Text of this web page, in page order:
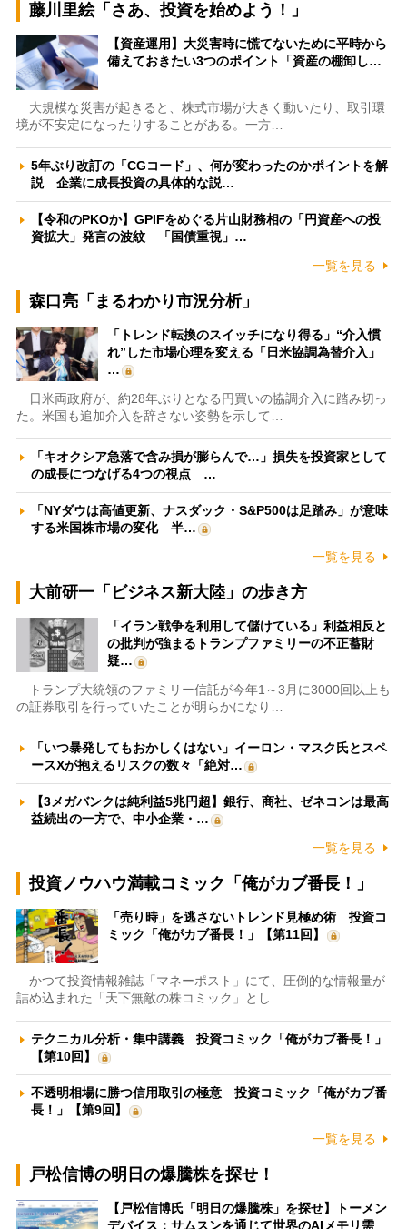
藤川里絵「さあ、投資を始めよう！」
【資産運用】大災害時に慌てないために平時から
備えておきたい3つのポイント「資産の棚卸し…
大規模な災害が起きると、株式市場が大きく動いたり、取引環
境が不安定になったりすることがある。一方…
5年ぶり改訂の「CGコード」、何が変わったのかポイントを解
説 企業に成長投資の具体的な説…
【令和のPKOか】GPIFをめぐる片山財務相の「円資産への投
資拡大」発言の波紋 「国債重視」…
一覧を見る
森口亮「まるわかり市況分析」
「トレンド転換のスイッチになり得る」“介入慣
れ”した市場心理を変える「日米協調為替介入」
…
日米両政府が、約28年ぶりとなる円買いの協調介入に踏み切っ
た。米国も追加介入を辞さない姿勢を示して…
「キオクシア急落で含み損が膨らんで…」損失を投資家として
の成長につなげる4つの視点 …
「NYダウは高値更新、ナスダック・S&P500は足踏み」が意味
する米国株市場の変化 半…
一覧を見る
大前研一「ビジネス新大陸」の歩き方
「イラン戦争を利用して儲けている」利益相反と
の批判が強まるトランプファミリーの不正蓄財
疑…
トランプ大統領のファミリー信託が今年1～3月に3000回以上も
の証券取引を行っていたことが明らかになり…
「いつ暴発してもおかしくはない」イーロン・マスク氏とスペ
ースXが抱えるリスクの数々「絶対…
【3メガバンクは純利益5兆円超】銀行、商社、ゼネコンは最高
益続出の一方で、中小企業・…
一覧を見る
投資ノウハウ満載コミック「俺がカブ番長！」
「売り時」を逃さないトレンド見極め術 投資コ
ミック「俺がカブ番長！」【第11回】
かつて投資情報雑誌「マネーポスト」にて、圧倒的な情報量が
詰め込まれた「天下無敵の株コミック」とし…
テクニカル分析・集中講義 投資コミック「俺がカブ番長！」
【第10回】
不透明相場に勝つ信用取引の極意 投資コミック「俺がカブ番
長！」【第9回】
一覧を見る
戸松信博の明日の爆騰株を探せ！
【戸松信博氏「明日の爆騰株」を探せ】トーメン
デバイス：サムスンを通じて世界のAIメモリ需